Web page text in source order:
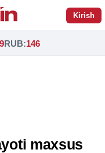
Kirish
RUB:146
maxsus